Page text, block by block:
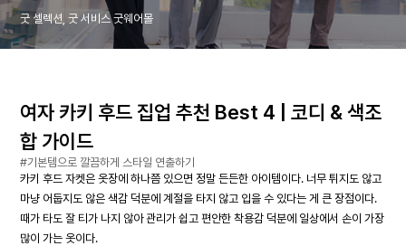
굿 셀렉션, 굿 서비스 굿웨어몰
여자 카키 후드 집업 추천 Best 4 | 코디 & 색조
합 가이드
#기본템으로 깔끔하게 스타일 연출하기
카키 후드 자켓은 옷장에 하나쯤 있으면 정말 든든한 아이템이다. 너무 튀지도 않고
마냥 어둡지도 않은 색감 덕분에 계절을 타지 않고 입을 수 있다는 게 큰 장점이다.
때가 타도 잘 티가 나지 않아 관리가 쉽고 편안한 착용감 덕분에 일상에서 손이 가장
많이 가는 옷이다.